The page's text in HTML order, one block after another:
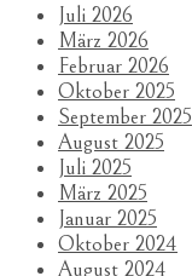
Juli 2026
März 2026
Februar 2026
Oktober 2025
September 2025
August 2025
Juli 2025
März 2025
Januar 2025
Oktober 2024
August 2024